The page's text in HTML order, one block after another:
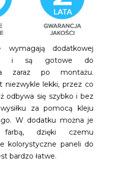
wymagają dodatkowej
i są gotowe do
zaraz po montażu.
niezwykle lekki, przez co
odbywa się szybko i bez
za pomocą kleju
W dodatku można je
farbą, dzięki czemu
kolorystyczne paneli do
bardzo łatwe.